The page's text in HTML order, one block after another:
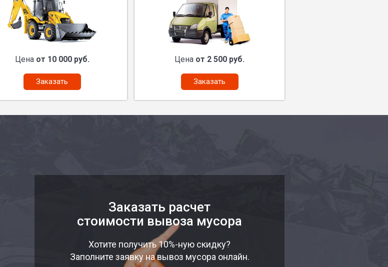
Цена от 10 000 руб.
Заказать
Цена от 2 500 руб.
Заказать
Заказать расчет
стоимости вывоза мусора
Хотите получить 10%-ную скидку?
Заполните заявку на вывоз мусора онлайн.